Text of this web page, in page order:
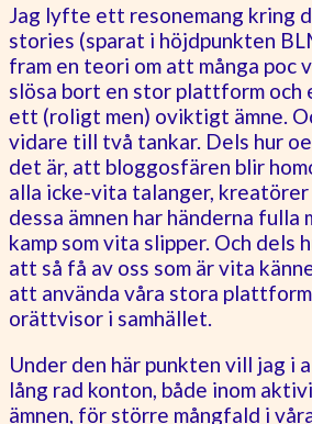
Jag lyfte ett resonemang kring
stories (sparat i höjdpunkten
fram en teori om att många poc
slösa bort en stor plattform och
ett (roligt men) oviktigt ämne.
vidare till två tankar. Dels hur
det är, att bloggosfären blir
alla icke-vita talanger,
dessa ämnen har händerna fulla
kamp som vita slipper. Och dels
att så få av oss som är vita
att använda våra stora
orättvisor i samhället.
Under den här punkten vill jag i
lång rad konton, både inom
ämnen, för större mångfald i